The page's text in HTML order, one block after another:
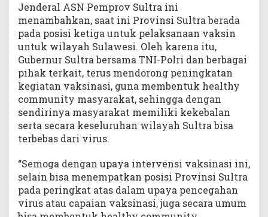
Jenderal ASN Pemprov Sultra ini
menambahkan, saat ini Provinsi Sultra berada
pada posisi ketiga untuk pelaksanaan vaksin
untuk wilayah Sulawesi. Oleh karena itu,
Gubernur Sultra bersama TNI-Polri dan berbagai
pihak terkait, terus mendorong peningkatan
kegiatan vaksinasi, guna membentuk healthy
community masyarakat, sehingga dengan
sendirinya masyarakat memiliki kekebalan
serta secara keseluruhan wilayah Sultra bisa
terbebas dari virus.
“Semoga dengan upaya intervensi vaksinasi ini,
selain bisa menempatkan posisi Provinsi Sultra
pada peringkat atas dalam upaya pencegahan
virus atau capaian vaksinasi, juga secara umum